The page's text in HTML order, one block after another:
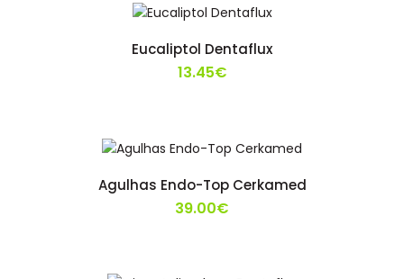
Eucaliptol Dentaflux
13.45€
Agulhas Endo-Top Cerkamed
39.00€